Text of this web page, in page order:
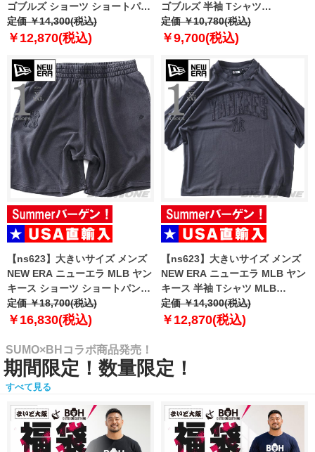
ゴブルズ ショーツ ショートパン
ツ ハーフパンツ NBA CHICAGO
BULLS BLACK SHORTS USA直
定価 ￥14,300(税込)
￥12,870(税込)
ゴブルズ 半袖 Tシャツ
CHICAGO BULLS NBA BLACK
OVERSIZED T-SHIRT USA直輸
定価 ￥10,780(税込)
￥9,700(税込)
【ns623】大きいサイズ メンズ
NEW ERA ニューエラ MLB ヤン
キース ショーツ ショートパンツ
ハーフパンツ MLB WASHED
NEW YORK YANKEES T-SHIRT
定価 ￥18,700(税込)
￥16,830(税込)
【ns623】大きいサイズ メンズ
NEW ERA ニューエラ MLB ヤン
キース 半袖 Tシャツ MLB
WASHED NEW YORK YANKEES
T-SHIRT USA直輸入 60771645
定価 ￥14,300(税込)
￥12,870(税込)
SUMO×BHコラボ商品発売！
期間限定！数量限定！
すべて見る